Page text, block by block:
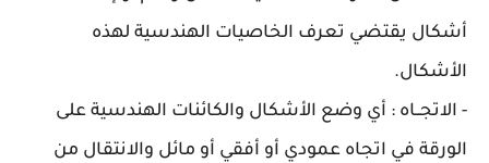
أشكال يقتضي تعرف الخاصيات الهندسية لهذه
الأشكال.
- الاتجــاه : أي وضع الأشكال والكائنات الهندسية على
الورقة في اتجاه عمودي أو أفقي أو مائل والانتقال من